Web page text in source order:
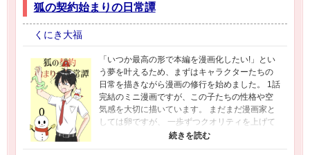
狐の契約始まりの日常譚
くにき大福
「いつか最高の形で本編を漫画化したい!」とい
う夢を叶えるため、まずはキャラクターたちの
日常を描きながら漫画の修行を始めました。 1話
完結のミニ漫画ですが、この子たちの性格や空
気感を大切に描いています。 まだまだ漫画家と
しては卵ですが、 一歩ずつクオリティを上げて
本編に辿り着けるよう奮闘中です。 温かく見守